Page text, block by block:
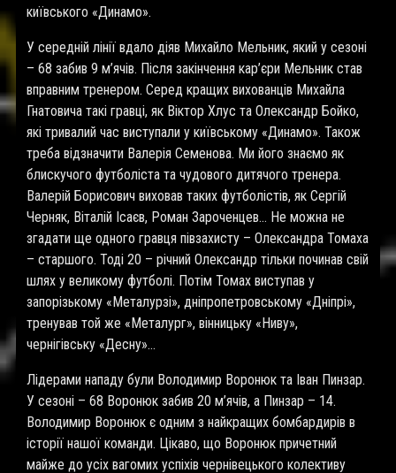
київського «Динамо».
У середній лінії вдало діяв Михайло Мельник, який у сезоні
– 68 забив 9 м’ячів. Після закінчення кар’єри Мельник став
вправним тренером. Серед кращих вихованців Михайла
Гнатовича такі гравці, як Віктор Хлус та Олександр Бойко,
які тривалий час виступали у київському «Динамо». Також
треба відзначити Валерія Семенова. Ми його знаємо як
блискучого футболіста та чудового дитячого тренера.
Валерій Борисович виховав таких футболістів, як Сергій
Черняк, Віталій Ісаєв, Роман Зароченцев… Не можна не
згадати ще одного гравця півзахисту – Олександра Томаха
– старшого. Тоді 20 – річний Олександр тільки починав свій
шлях у великому футболі. Потім Томах виступав у
запорізькому «Металурзі», дніпропетровському «Дніпрі»,
тренував той же «Металург», вінницьку «Ниву»,
чернігівську «Десну»…
Лідерами нападу були Володимир Воронюк та Іван Пинзар.
У сезоні – 68 Воронюк забив 20 м’ячів, а Пинзар – 14.
Володимир Воронюк є одним з найкращих бомбардирів в
історії нашої команди. Цікаво, що Воронюк причетний
майже до усіх вагомих успіхів чернівецького колективу